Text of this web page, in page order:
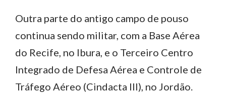
Outra parte do antigo campo de pouso
continua sendo militar, com a Base Aérea
do Recife, no Ibura, e o Terceiro Centro
Integrado de Defesa Aérea e Controle de
Tráfego Aéreo (Cindacta III), no Jordão.